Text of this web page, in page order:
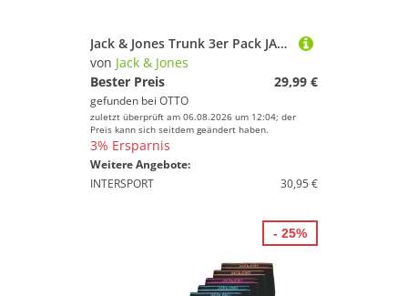
Jack & Jones Trunk 3er Pack JACK & JONES Trunks (3-St) mit umlaufendem Markenschriftzug am Bund
von Jack & Jones
Bester Preis
29,99 €
gefunden bei OTTO
zuletzt überprüft am 06.08.2026 um 12:04; der
Preis kann sich seitdem geändert haben.
3% Ersparnis
Weitere Angebote:
INTERSPORT
30,95 €
- 25%